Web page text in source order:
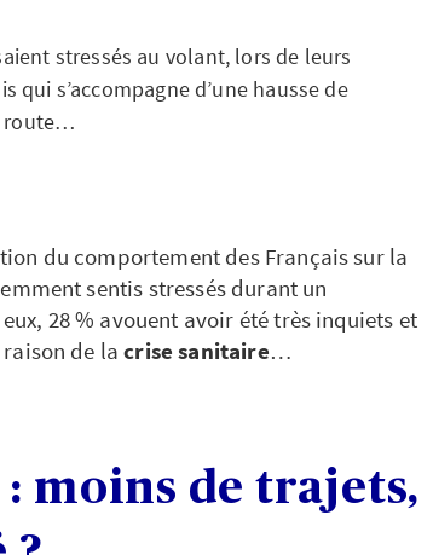
stressés au volant, lors de leurs
qui s’accompagne d’une hausse de
route…
du comportement des Français sur la
sentis stressés durant un
28 % avouent avoir été très inquiets et
raison de lacrise sanitaire…
moins de trajets,